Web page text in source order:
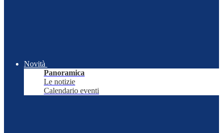
Novità
Panoramica
Le notizie
Calendario eventi